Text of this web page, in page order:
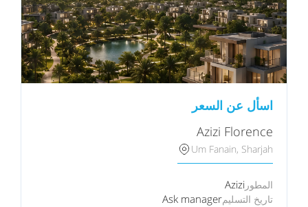
اسأل عن السعر
Azizi Florence
Um Fanain, Sharjah
المطور Azizi
تاريخ التسليمAsk manager